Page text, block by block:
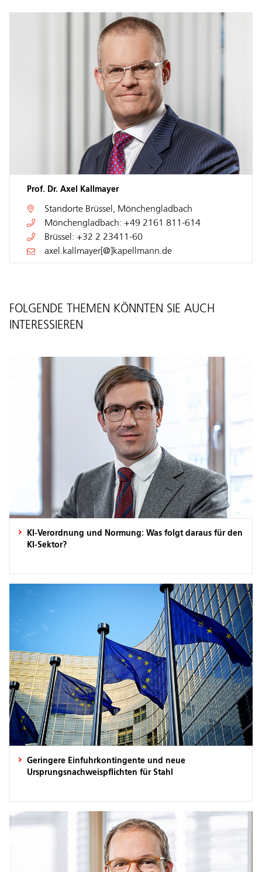
Prof. Dr. Axel Kallmayer
Standorte Brüssel , Mönchengladbach
Mönchengladbach: +49 2161 811-614
Brüssel: +32 2 23411-60
axel.kallmayer[@]kapellmann.de
FOLGENDE THEMEN KÖNNTEN SIE AUCH
INTERESSIEREN
KI-Verordnung und Normung: Was folgt daraus für den
KI-Sektor?
Geringere Einfuhrkontingente und neue
Ursprungsnachweispflichten für Stahl